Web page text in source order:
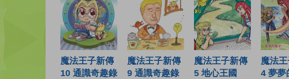
魔法王子新傳
10 通識奇趣錄
魔法王子新傳
9 通識奇趣錄
魔法王子新傳
5 地心王國
魔法
4 夢夢